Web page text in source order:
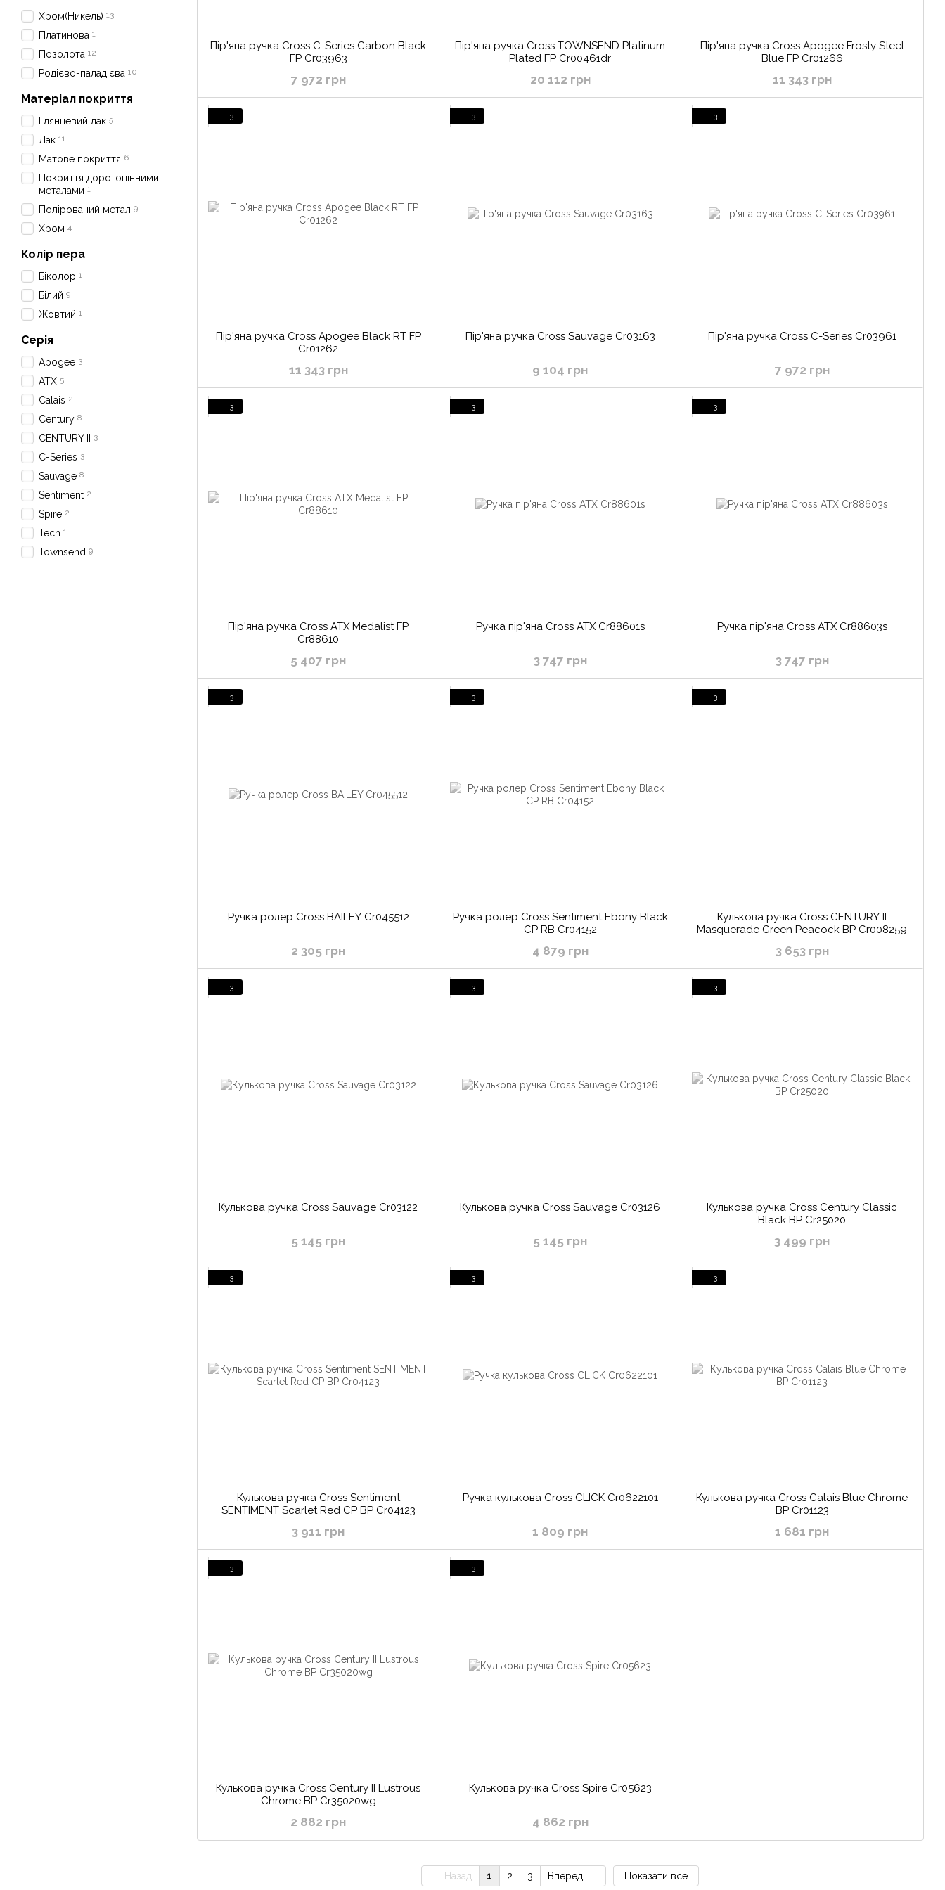
Пір'яна ручка Cross C-Series Carbon Black
FP Cr03963
7 972 грн
Пір'яна ручка Cross TOWNSEND Platinum
Plated FP Cr00461dr
20 112 грн
Пір'яна ручка Cross Apogee Frosty Steel
Blue FP Cr01266
11 343 грн
3
Пір'яна ручка Cross Apogee Black RT FP
Cr01262
11 343 грн
3
Пір'яна ручка Cross Sauvage Cr03163
9 104 грн
3
Пір'яна ручка Cross C-Series Cr03961
7 972 грн
3
Пір'яна ручка Cross ATX Medalist FP
Cr88610
5 407 грн
3
Ручка пір'яна Cross ATX Cr88601s
3 747 грн
3
Ручка пір'яна Cross ATX Cr88603s
3 747 грн
3
Ручка ролер Cross BAILEY Cr045512
2 305 грн
3
Ручка ролер Cross Sentiment Ebony Black
CP RB Cr04152
4 879 грн
3
Кулькова ручка Cross CENTURY II
Masquerade Green Peacock BP Cr008259
3 653 грн
3
Кулькова ручка Cross Sauvage Cr03122
5 145 грн
3
Кулькова ручка Cross Sauvage Cr03126
5 145 грн
3
Кулькова ручка Cross Century Classic
Black BP Cr25020
3 499 грн
3
Кулькова ручка Cross Sentiment
SENTIMENT Scarlet Red CP BP Cr04123
3 911 грн
3
Ручка кулькова Cross CLICK Cr0622101
1 809 грн
3
Кулькова ручка Cross Calais Blue Chrome
BP Cr01123
1 681 грн
3
Кулькова ручка Cross Century II Lustrous
Chrome BP Cr35020wg
2 882 грн
3
Кулькова ручка Cross Spire Cr05623
4 862 грн
Назад 1 2 3 Вперед Показати все
Хром(Никель) 13
Платинова 1
Позолота 12
Родієво-паладієва 10
Матеріал покриття
Глянцевий лак 5
Лак 11
Матове покриття 6
Покриття дорогоцінними
металами 1
Полірований метал 9
Хром 4
Колір пера
Біколор 1
Білий 9
Жовтий 1
Серія
Apogee 3
ATX 5
Calais 2
Century 8
CENTURY II 3
C-Series 3
Sauvage 8
Sentiment 2
Spire 2
Tech 1
Townsend 9